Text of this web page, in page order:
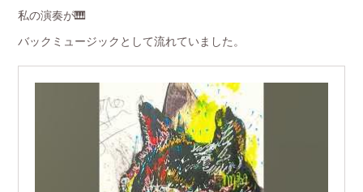
私の演奏が🎹
バックミュージックとして流れていました。